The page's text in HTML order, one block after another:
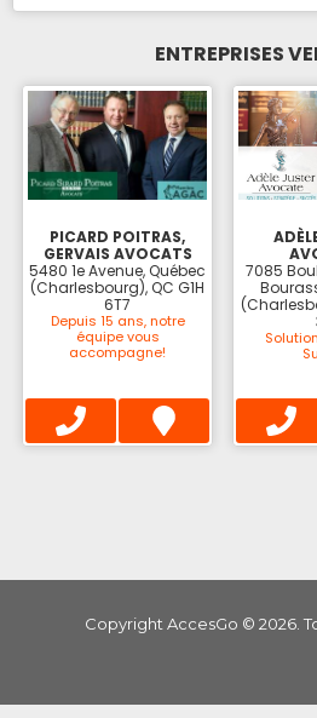
ENTREPRISES
PICARD POITRAS,
GERVAIS AVOCATS
5480 1e Avenue, Québec
(Charlesbourg), QC G1H
6T7
Depuis 15 ans, notre
équipe vous
accompagne!
7085
Copyright AccesGo © 2026.